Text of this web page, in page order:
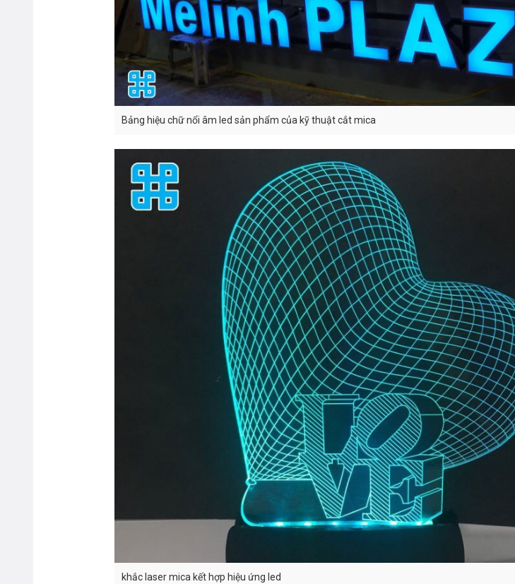
Bảng hiệu chữ nổi âm led sản phẩm của kỹ thuật cắt mica
khắc laser mica kết hợp hiệu ứng led